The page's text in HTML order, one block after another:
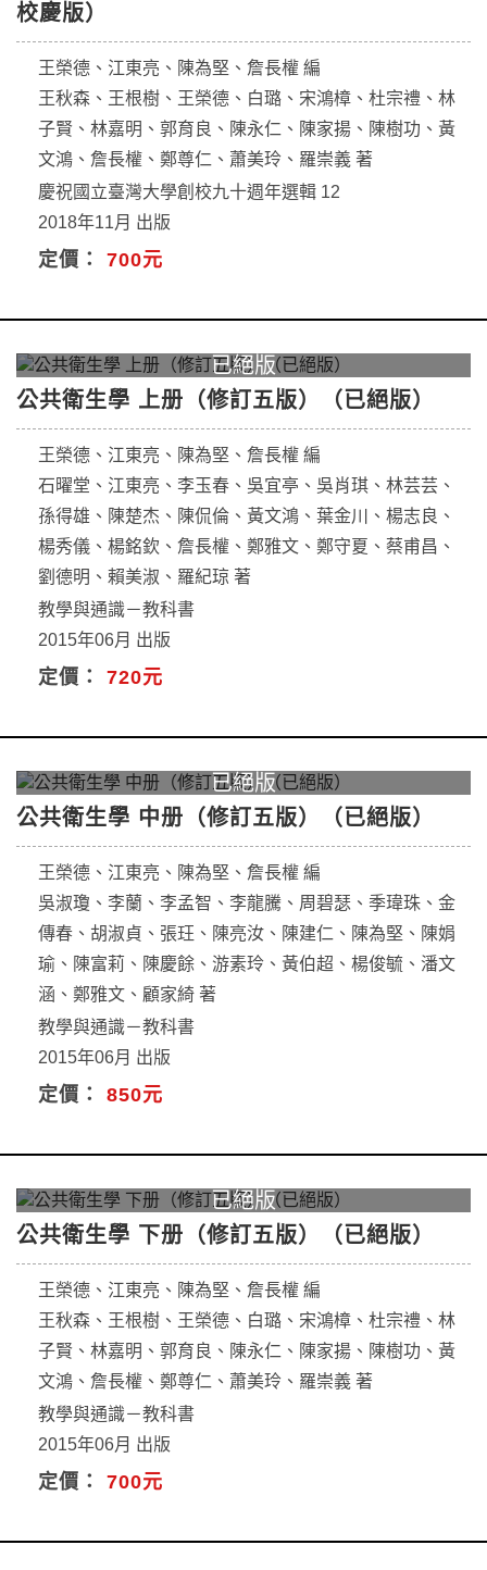
校慶版）
王榮德、江東亮、陳為堅、詹長權 編
王秋森、王根樹、王榮德、白璐、宋鴻樟、杜宗禮、林
子賢、林嘉明、郭育良、陳永仁、陳家揚、陳樹功、黃
文鴻、詹長權、鄭尊仁、蕭美玲、羅崇義 著
慶祝國立臺灣大學創校九十週年選輯 12
2018年11月 出版
定價： 700元
公共衛生學 上册（修訂五版）（已絕版）
王榮德、江東亮、陳為堅、詹長權 編
石曜堂、江東亮、李玉春、吳宜亭、吳肖琪、林芸芸、
孫得雄、陳楚杰、陳侃倫、黃文鴻、葉金川、楊志良、
楊秀儀、楊銘欽、詹長權、鄭雅文、鄭守夏、蔡甫昌、
劉德明、賴美淑、羅紀琼 著
教學與通識－教科書
2015年06月 出版
定價： 720元
公共衛生學 中册（修訂五版）（已絕版）
王榮德、江東亮、陳為堅、詹長權 編
吳淑瓊、李蘭、李孟智、李龍騰、周碧瑟、季瑋珠、金
傳春、胡淑貞、張玨、陳亮汝、陳建仁、陳為堅、陳娟
瑜、陳富莉、陳慶餘、游素玲、黃伯超、楊俊毓、潘文
涵、鄭雅文、顧家綺 著
教學與通識－教科書
2015年06月 出版
定價： 850元
公共衛生學 下册（修訂五版）（已絕版）
王榮德、江東亮、陳為堅、詹長權 編
王秋森、王根樹、王榮德、白璐、宋鴻樟、杜宗禮、林
子賢、林嘉明、郭育良、陳永仁、陳家揚、陳樹功、黃
文鴻、詹長權、鄭尊仁、蕭美玲、羅崇義 著
教學與通識－教科書
2015年06月 出版
定價： 700元